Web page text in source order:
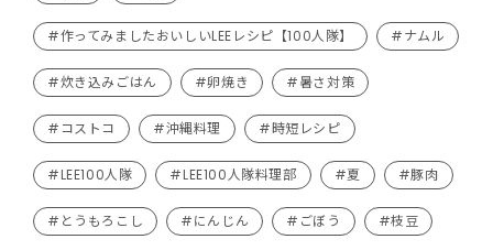
#作ってみましたおいしいLEEレシピ【100人隊】 #ナムル
#炊き込みごはん #卵焼き #暑さ対策
#コストコ #沖縄料理 #時短レシピ
#LEE100人隊 #LEE100人隊料理部 #夏 #豚肉
#とうもろこし #にんじん #ごぼう #枝豆